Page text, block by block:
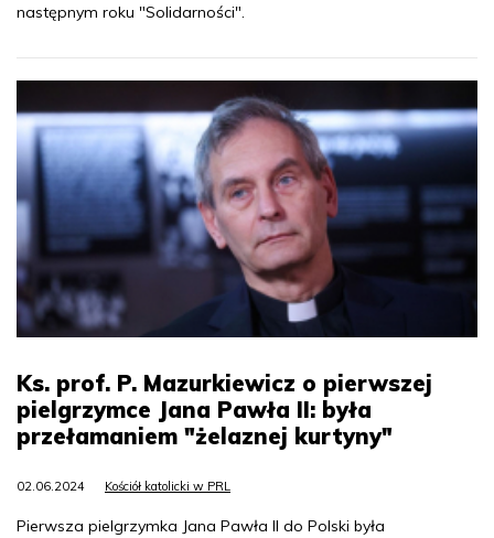
następnym roku "Solidarności".
Ks. prof. P. Mazurkiewicz o pierwszej
pielgrzymce Jana Pawła II: była
przełamaniem "żelaznej kurtyny"
02.06.2024 Kościół katolicki w PRL
Pierwsza pielgrzymka Jana Pawła II do Polski była